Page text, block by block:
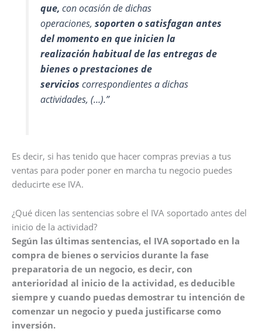
que,con ocasión de dichas
operaciones,soporten o satisfagan antes
del momento en que inicien la
realización habitual de las entregas de
bienes o prestaciones de
servicios correspondientes a dichas
actividades, (…).”
Es decir, si has tenido que hacer compras previas a tus
ventas para poder poner en marcha tu negocio puedes
deducirte ese IVA.
¿Qué dicen las sentencias sobre el IVA soportado antes del
inicio de la actividad?
Según las últimas sentencias, el IVA soportado en la
compra de bienes o servicios durante la fase
preparatoria de un negocio, es decir, con
anterioridad al inicio de la actividad, es deducible
siempre y cuando puedas demostrar tu intención de
comenzar un negocio y pueda justificarse como
inversión.